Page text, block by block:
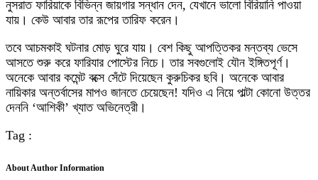
নুসরাত ফারিয়াকে বিভিন্ন জায়গার সন্ধান দেন, যেখানে ভালো বিরিয়ানি পাওয়া
যায়। কেউ আবার তার রূপের তারিফ করেন।
তবে আচমকাই ঘটনার মোড় ঘুরে যায়। বেশ কিছু আপত্তিকর মন্তব্য ভেসে
আসতে শুরু করে ফারিযার পোস্টের নিচে। তার সবগুলোই যৌন ইঙ্গিতপূর্ণ।
অনেকে আবার কমেন্ট বক্সে সেঁটে দিয়েছেন কুরুচিকর ছবি। অনেকে আবার
নায়িকার অন্তর্বাসের মাপও জানতে চেয়েছেন! যদিও এ নিয়ে পাল্টা কোনো উত্তর
দেননি ‘আশিকী’ খ্যাত অভিনেত্রী।
Tag :
About Author Information